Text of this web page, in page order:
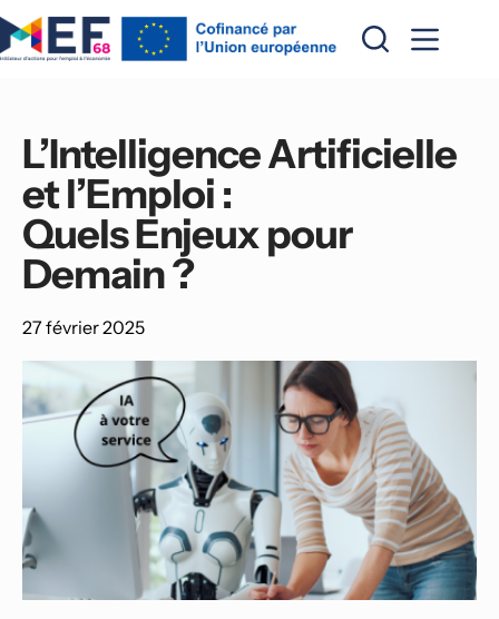
au
contenu
L’Intelligence Artificielle
et l’Emploi :
Quels Enjeux pour
Demain ?
27 février 2025